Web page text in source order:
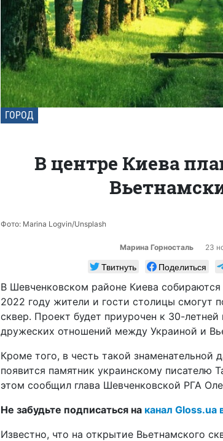
ГОРОД
В центре Киева
Фото: Marina Logvin/Unsplash
Марина Горносталь 23
Твитнуть Поделиться
В Шевченковском районе Киева
2022 году жители и гости столицы смогут
сквер. Проект будет приурочен к 30-
дружеских отношений между Украиной и
Кроме того, в честь такой знаменательной
появится памятник украинскому писателю
этом сообщил глава Шевченковской РГА
Не забудьте подписаться на канал Gloss.ua
Известно, что на открытие Вьетнамского